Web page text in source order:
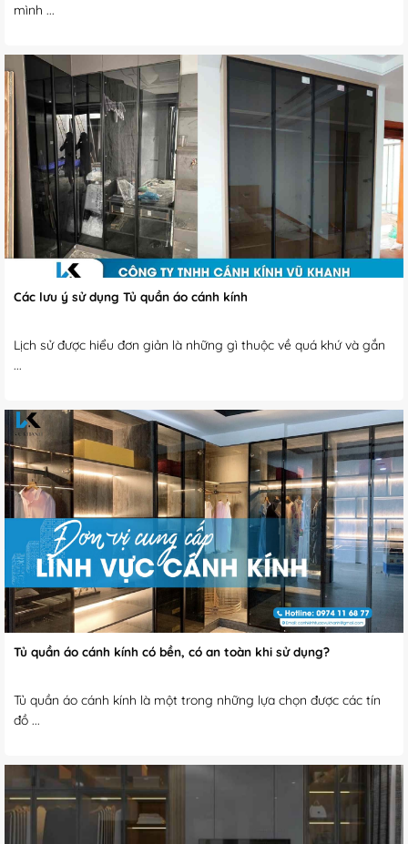
mình ...
Các lưu ý sử dụng Tủ quần áo cánh kính
Lịch sử được hiểu đơn giản là những gì thuộc về quá khứ và gắn
...
Tủ quần áo cánh kính có bền, có an toàn khi sử dụng?
Tủ quần áo cánh kính là một trong những lựa chọn được các tín
đồ ...